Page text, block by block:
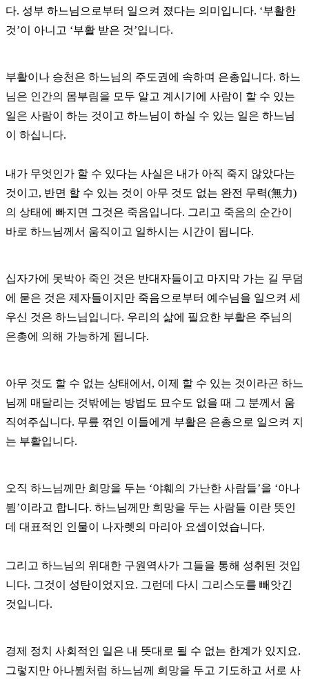
다. 성부 하느님으로부터 일으켜 졌다는 의미입니다. ‘부활한
것’이 아니고 ‘부활 받은 것’입니다.
부활이나 승천은 하느님의 주도권에 속하며 은총입니다. 하느
님은 인간의 몸부림을 모두 알고 계시기에 사람이 할 수 있는
일은 사람이 하는 것이고 하느님이 하실 수 있는 일은 하느님
이 하십니다.
내가 무엇인가 할 수 있다는 사실은 내가 아직 죽지 않았다는
것이고, 반면 할 수 있는 것이 아무 것도 없는 완전 무력(無力)
의 상태에 빠지면 그것은 죽음입니다. 그리고 죽음의 순간이
바로 하느님께서 움직이고 일하시는 시간이 됩니다.
십자가에 못박아 죽인 것은 반대자들이고 마지막 가는 길 무덤
에 묻은 것은 제자들이지만 죽음으로부터 예수님을 일으켜 세
우신 것은 하느님입니다. 우리의 삶에 필요한 부활은 주님의
은총에 의해 가능하게 됩니다.
아무 것도 할 수 없는 상태에서, 이제 할 수 있는 것이라곤 하느
님께 매달리는 것밖에는 방법도 묘수도 없을 때 그 분께서 움
직여주십니다. 무릎 꺾인 이들에게 부활은 은총으로 일으켜 지
는 부활입니다.
오직 하느님께만 희망을 두는 ‘야훼의 가난한 사람들’을 ‘아나
뷤’이라고 합니다. 하느님께만 희망을 두는 사람들 이란 뜻인
데 대표적인 인물이 나자렛의 마리아 요셉이었습니다.
그리고 하느님의 위대한 구원역사가 그들을 통해 성취된 것입
니다. 그것이 성탄이었지요. 그런데 다시 그리스도를 빼앗긴
것입니다.
경제 정치 사회적인 일은 내 뜻대로 될 수 없는 한계가 있지요.
그렇지만 아나뷤처럼 하느님께 희망을 두고 기도하고 서로 사